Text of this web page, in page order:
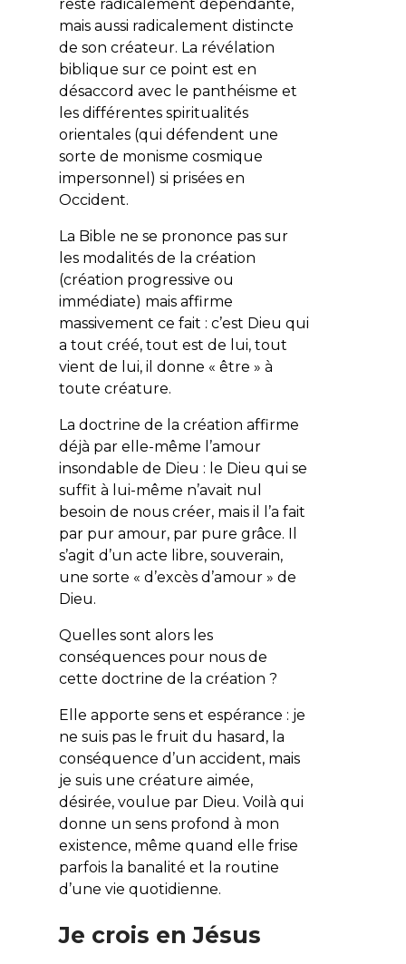
reste radicalement dépendante,
mais aussi radicalement distincte
de son créateur. La révélation
biblique sur ce point est en
désaccord avec le panthéisme et
les différentes spiritualités
orientales (qui défendent une
sorte de monisme cosmique
impersonnel) si prisées en
Occident.
La Bible ne se prononce pas sur
les modalités de la création
(création progressive ou
immédiate) mais affirme
massivement ce fait : c’est Dieu qui
a tout créé, tout est de lui, tout
vient de lui, il donne « être » à
toute créature.
La doctrine de la création affirme
déjà par elle-même l’amour
insondable de Dieu : le Dieu qui se
suffit à lui-même n’avait nul
besoin de nous créer, mais il l’a fait
par pur amour, par pure grâce. Il
s’agit d’un acte libre, souverain,
une sorte « d’excès d’amour » de
Dieu.
Quelles sont alors les
conséquences pour nous de
cette doctrine de la création ?
Elle apporte sens et espérance : je
ne suis pas le fruit du hasard, la
conséquence d’un accident, mais
je suis une créature aimée,
désirée, voulue par Dieu. Voilà qui
donne un sens profond à mon
existence, même quand elle frise
parfois la banalité et la routine
d’une vie quotidienne.
Je crois en Jésus